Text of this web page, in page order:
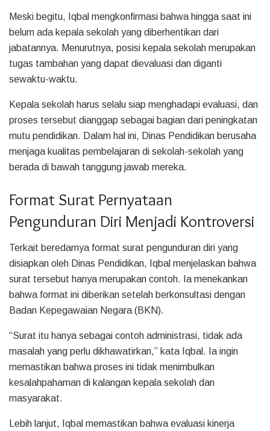
Meski begitu, Iqbal mengkonfirmasi bahwa hingga saat ini
belum ada kepala sekolah yang diberhentikan dari
jabatannya. Menurutnya, posisi kepala sekolah merupakan
tugas tambahan yang dapat dievaluasi dan diganti
sewaktu-waktu.
Kepala sekolah harus selalu siap menghadapi evaluasi, dan
proses tersebut dianggap sebagai bagian dari peningkatan
mutu pendidikan. Dalam hal ini, Dinas Pendidikan berusaha
menjaga kualitas pembelajaran di sekolah-sekolah yang
berada di bawah tanggung jawab mereka.
Format Surat Pernyataan
Pengunduran Diri Menjadi Kontroversi
Terkait beredarnya format surat pengunduran diri yang
disiapkan oleh Dinas Pendidikan, Iqbal menjelaskan bahwa
surat tersebut hanya merupakan contoh. Ia menekankan
bahwa format ini diberikan setelah berkonsultasi dengan
Badan Kepegawaian Negara (BKN).
“Surat itu hanya sebagai contoh administrasi, tidak ada
masalah yang perlu dikhawatirkan,” kata Iqbal. Ia ingin
memastikan bahwa proses ini tidak menimbulkan
kesalahpahaman di kalangan kepala sekolah dan
masyarakat.
Lebih lanjut, Iqbal memastikan bahwa evaluasi kinerja